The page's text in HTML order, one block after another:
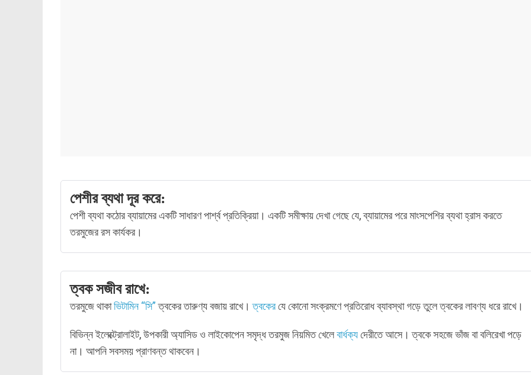
পেশীর ব্যথা দূর করে:
পেশী ব্যথা কঠোর ব্যায়ামের একটি সাধারণ পার্শ্ব প্রতিক্রিয়া। একটি সমীক্ষায় দেখা গেছে যে, ব্যায়ামের পরে মাংসপেশির ব্যথা হ্রাস করতে
তরমুজের রস কার্যকর।
ত্বক সজীব রাখে:
তরমুজে থাকাভিটামিন “সি”ত্বকের তারুণ্য বজায় রাখে।ত্বকেরযে কোনো সংক্রমণে প্রতিরোধ ব্যাবস্থা গড়ে তুলে ত্বকের লাবণ্য ধরে রাখে।
বিভিন্ন ইলেক্ট্রোলাইট, উপকারী অ্যাসিড ও লাইকোপেন সমৃদ্ধ তরমুজ নিয়মিত খেলেবার্ধক্যদেরীতে আসে। ত্বকে সহজে ভাঁজ বা বলিরেখা পড়ে
না। আপনি সবসময় প্রাণবন্ত থাকবেন।